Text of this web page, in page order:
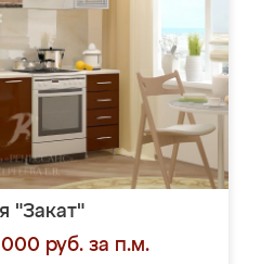
"Закат"
руб. за п.м.